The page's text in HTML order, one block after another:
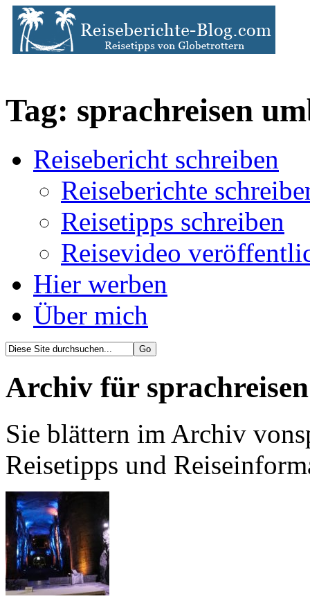
Tag: sprachreisen
Reisebericht schreiben
Reiseberichte
Reisetipps schreiben
Reisevideo
Hier werben
Über mich
Archiv für
Sie blättern im Archiv
Reisetipps und